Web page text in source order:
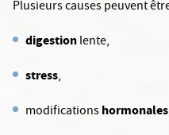
Plusieurs causes peuvent
digestionlente,
stress,
modificationshormonales